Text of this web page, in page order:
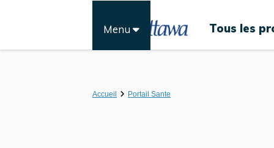
Tous les
Menu
Accueil Portail Sante